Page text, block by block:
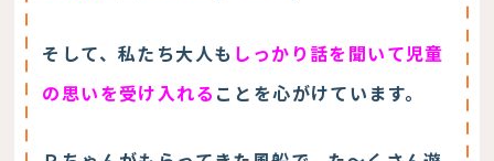
そして、私たち大人も しっかり話を聞いて児童
の思いを受け入れる ことを心がけています。